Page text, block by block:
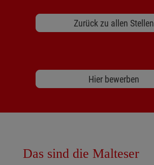
Zurück zu allen Stellen
Hier bewerben
Das sind die Malteser